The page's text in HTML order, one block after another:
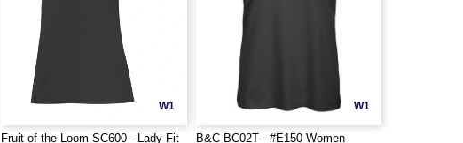
W1
Fruit of the Loom SC600 - Lady-Fit
W1
B&C BC02T - #E150 Women